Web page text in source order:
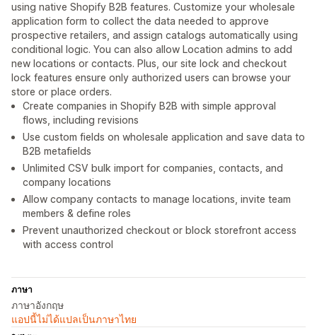
using native Shopify B2B features. Customize your wholesale
application form to collect the data needed to approve
prospective retailers, and assign catalogs automatically using
conditional logic. You can also allow Location admins to add
new locations or contacts. Plus, our site lock and checkout
lock features ensure only authorized users can browse your
store or place orders.
Create companies in Shopify B2B with simple approval
flows, including revisions
Use custom fields on wholesale application and save data to
B2B metafields
Unlimited CSV bulk import for companies, contacts, and
company locations
Allow company contacts to manage locations, invite team
members & define roles
Prevent unauthorized checkout or block storefront access
with access control
ภาษา
ภาษาอังกฤษ
แอปนี้ไม่ได้แปลเป็นภาษาไทย